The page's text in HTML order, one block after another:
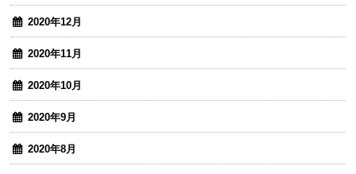
2020年12月
2020年11月
2020年10月
2020年9月
2020年8月